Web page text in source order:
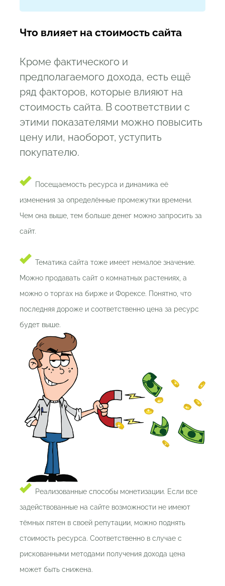
Что влияет на стоимость сайта
Кроме фактического и
предполагаемого дохода, есть ещё
ряд факторов, которые влияют на
стоимость сайта. В соответствии с
этими показателями можно повысить
цену или, наоборот, уступить
покупателю.
Посещаемость ресурса и динамика её
изменения за определённые промежутки времени.
Чем она выше, тем больше денег можно запросить за
сайт.
Тематика сайта тоже имеет немалое значение.
Можно продавать сайт о комнатных растениях, а
можно о торгах на бирже и Форексе. Понятно, что
последняя дороже и соответственно цена за ресурс
будет выше.
Реализованные способы монетизации. Если все
задействованные на сайте возможности не имеют
тёмных пятен в своей репутации, можно поднять
стоимость ресурса. Соответственно в случае с
рискованными методами получения дохода цена
может быть снижена.